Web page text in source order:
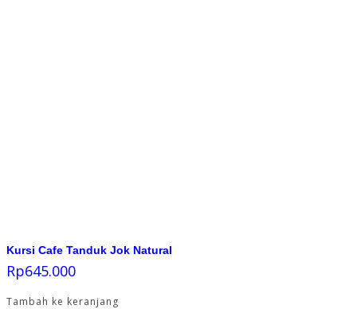
Kursi Cafe Tanduk Jok Natural
Rp645.000
Tambah ke keranjang